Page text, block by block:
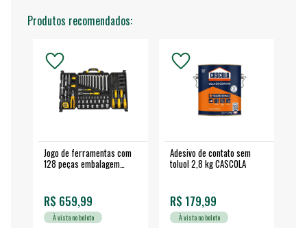
Produtos recomendados:
Jogo de ferramentas com
128 peças embalagem
R$ 659,99
À vista no boleto
Adesivo de contato sem
toluol 2,8 kg CASCOLA
R$ 179,99
À vista no boleto